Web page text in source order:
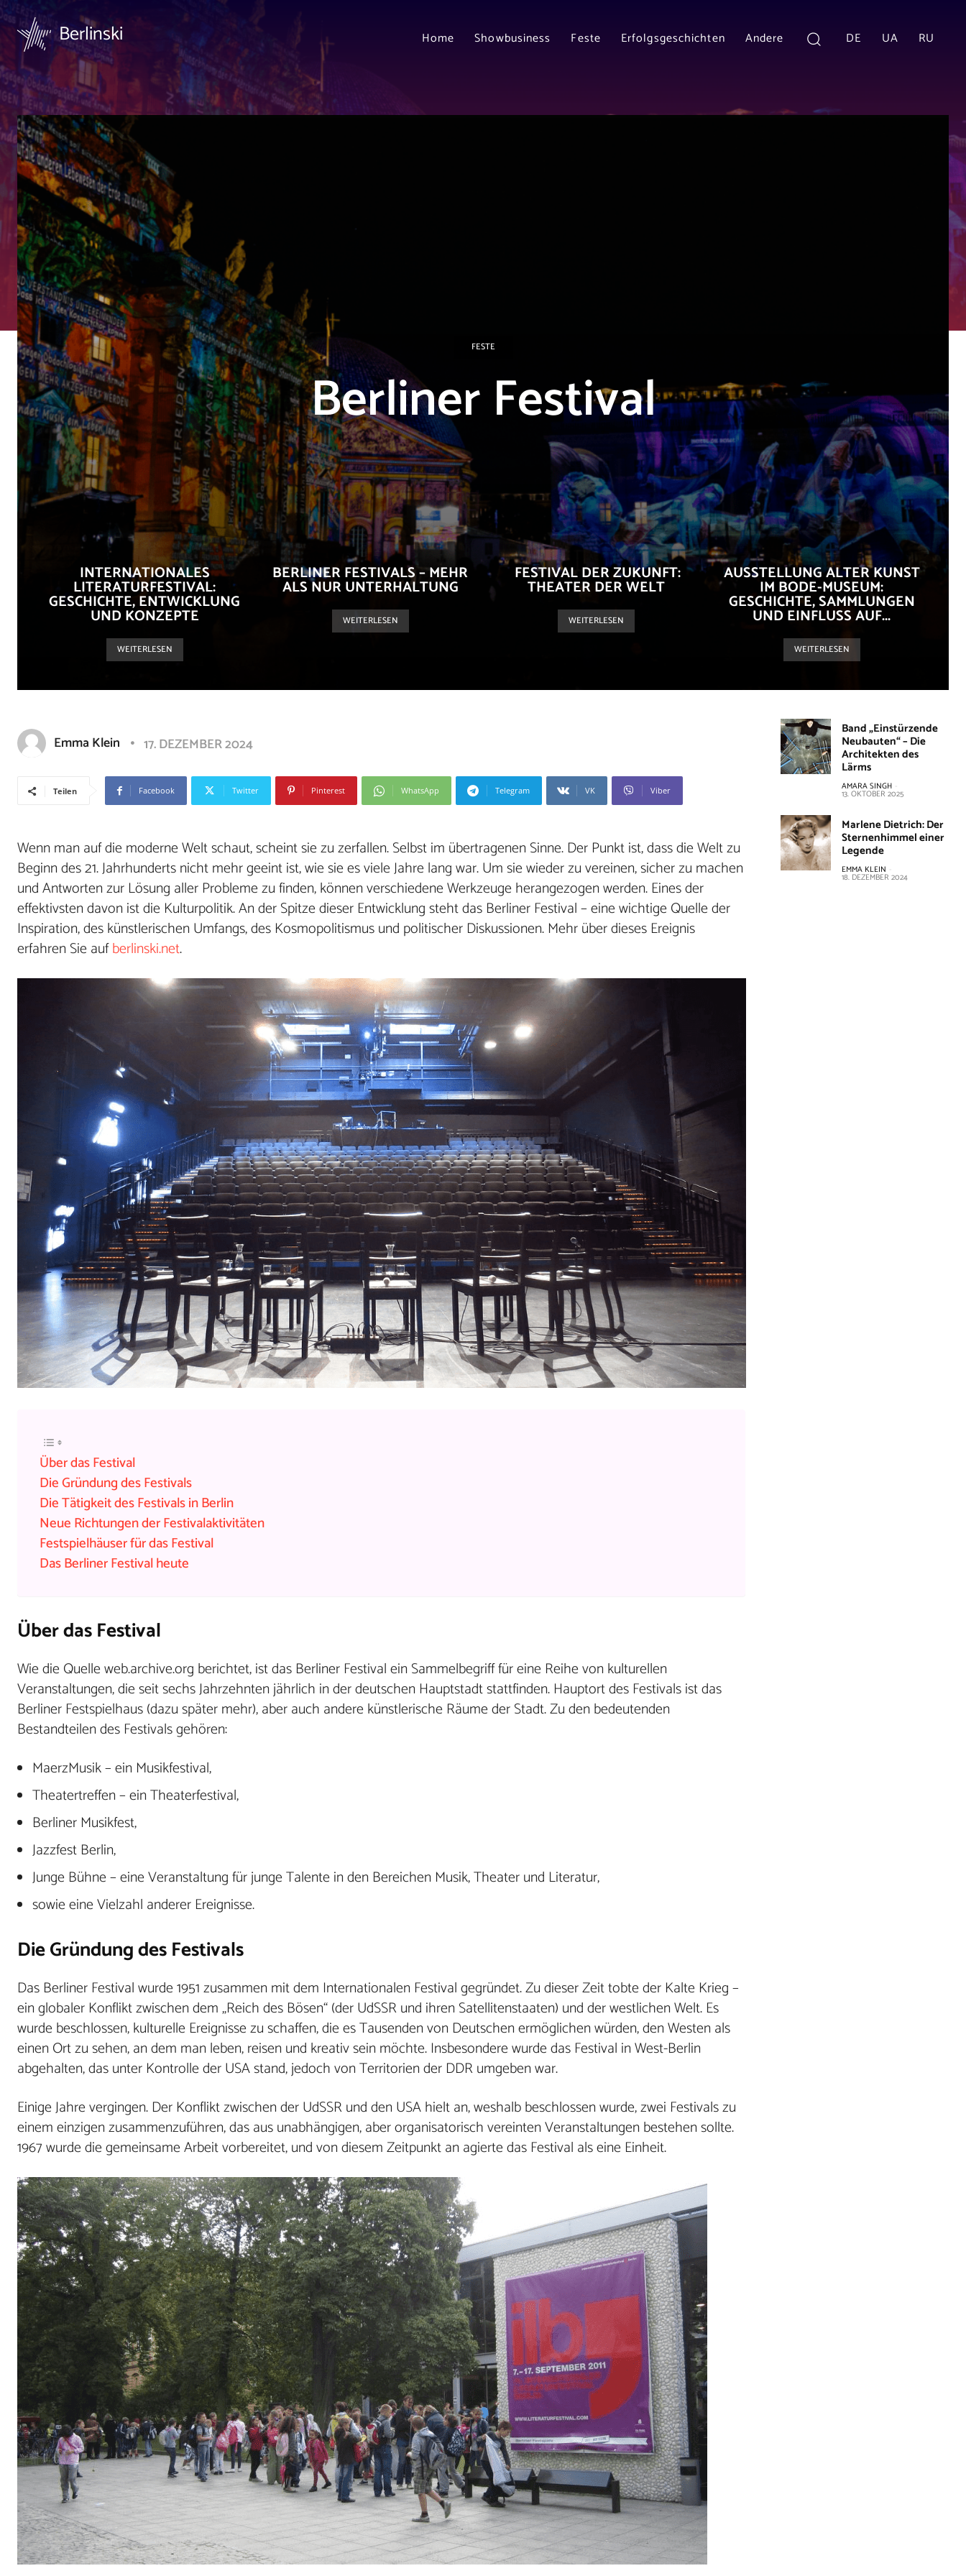
Berlinski Home Showbusiness Feste Erfolgsgeschichten Andere DE UA RU
FESTE
Berliner Festival
INTERNATIONALES
LITERATURFESTIVAL:
GESCHICHTE, ENTWICKLUNG
UND KONZEPTE
WEITERLESEN
BERLINER FESTIVALS – MEHR
ALS NUR UNTERHALTUNG
WEITERLESEN
FESTIVAL DER ZUKUNFT:
THEATER DER WELT
WEITERLESEN
AUSSTELLUNG ALTER KUNST
IM BODE-MUSEUM:
GESCHICHTE, SAMMLUNGEN
UND EINFLUSS AUF...
WEITERLESEN
Emma Klein 17. DEZEMBER 2024
Teilen Facebook Twitter Pinterest WhatsApp Telegram VK Viber
Wenn man auf die moderne Welt schaut, scheint sie zu zerfallen. Selbst im übertragenen Sinne. Der Punkt ist, dass die Welt zu
Beginn des 21. Jahrhunderts nicht mehr geeint ist, wie sie es viele Jahre lang war. Um sie wieder zu vereinen, sicher zu machen
und Antworten zur Lösung aller Probleme zu finden, können verschiedene Werkzeuge herangezogen werden. Eines der
effektivsten davon ist die Kulturpolitik. An der Spitze dieser Entwicklung steht das Berliner Festival – eine wichtige Quelle der
Inspiration, des künstlerischen Umfangs, des Kosmopolitismus und politischer Diskussionen. Mehr über dieses Ereignis
erfahren Sie aufberlinski.net.
Über das Festival
Die Gründung des Festivals
Die Tätigkeit des Festivals in Berlin
Neue Richtungen der Festivalaktivitäten
Festspielhäuser für das Festival
Das Berliner Festival heute
Über das Festival
Wie die Quelle web.archive.org berichtet, ist das Berliner Festival ein Sammelbegriff für eine Reihe von kulturellen
Veranstaltungen, die seit sechs Jahrzehnten jährlich in der deutschen Hauptstadt stattfinden. Hauptort des Festivals ist das
Berliner Festspielhaus (dazu später mehr), aber auch andere künstlerische Räume der Stadt. Zu den bedeutenden
Bestandteilen des Festivals gehören:
MaerzMusik – ein Musikfestival,
Theatertreffen – ein Theaterfestival,
Berliner Musikfest,
Jazzfest Berlin,
Junge Bühne – eine Veranstaltung für junge Talente in den Bereichen Musik, Theater und Literatur,
sowie eine Vielzahl anderer Ereignisse.
Die Gründung des Festivals
Das Berliner Festival wurde 1951 zusammen mit dem Internationalen Festival gegründet. Zu dieser Zeit tobte der Kalte Krieg –
ein globaler Konflikt zwischen dem „Reich des Bösen“ (der UdSSR und ihren Satellitenstaaten) und der westlichen Welt. Es
wurde beschlossen, kulturelle Ereignisse zu schaffen, die es Tausenden von Deutschen ermöglichen würden, den Westen als
einen Ort zu sehen, an dem man leben, reisen und kreativ sein möchte. Insbesondere wurde das Festival in West-Berlin
abgehalten, das unter Kontrolle der USA stand, jedoch von Territorien der DDR umgeben war.
Einige Jahre vergingen. Der Konflikt zwischen der UdSSR und den USA hielt an, weshalb beschlossen wurde, zwei Festivals zu
einem einzigen zusammenzuführen, das aus unabhängigen, aber organisatorisch vereinten Veranstaltungen bestehen sollte.
1967 wurde die gemeinsame Arbeit vorbereitet, und von diesem Zeitpunkt an agierte das Festival als eine Einheit.
Band „Einstürzende
Neubauten“ – Die
Architekten des
Lärms
AMARA SINGH
13. OKTOBER 2025
Marlene Dietrich: Der
Sternenhimmel einer
Legende
EMMA KLEIN
18. DEZEMBER 2024